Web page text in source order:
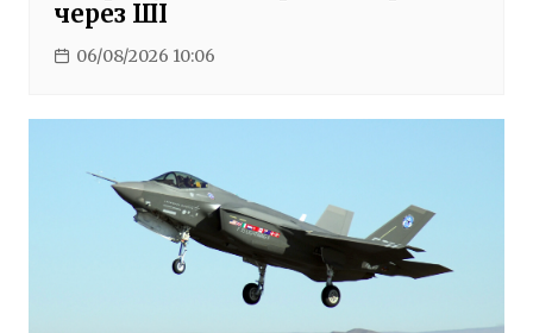
через ШІ
06/08/2026 10:06